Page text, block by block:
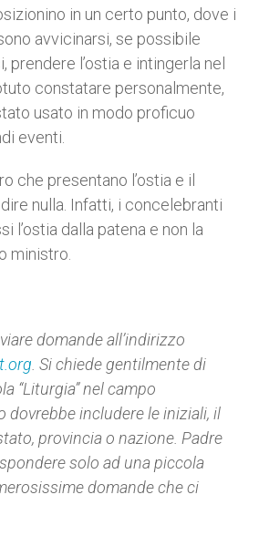
in un certo punto, dove i
avvicinarsi, se possibile
prendere l’ostia e intingerla nel
constatare personalmente,
usato in modo proficuo
eventi.
che presentano l’ostia e il
nulla. Infatti, i concelebranti
l’ostia dalla patena e non la
ministro.
domande all’indirizzo
. Si chiede gentilmente di
“Liturgia” nel campo
dovrebbe includere le iniziali, il
provincia o nazione. Padre
solo ad una piccola
domande che ci